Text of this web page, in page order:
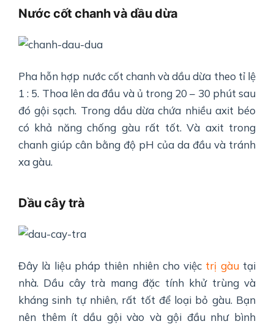
Nước cốt chanh và dầu dừa
Pha hỗn hợp nước cốt chanh và dầu dừa theo tỉ lệ
1 : 5. Thoa lên da đầu và ủ trong 20 – 30 phút sau
đó gội sạch. Trong dầu dừa chứa nhiều axit béo
có khả năng chống gàu rất tốt. Và axit trong
chanh giúp cân bằng độ pH của da đầu và tránh
xa gàu.
Dầu cây trà
Đây là liệu pháp thiên nhiên cho việc trị gàutại
nhà. Dầu cây trà mang đặc tính khử trùng và
kháng sinh tự nhiên, rất tốt để loại bỏ gàu. Bạn
nên thêm ít dầu gội vào và gội đầu như bình